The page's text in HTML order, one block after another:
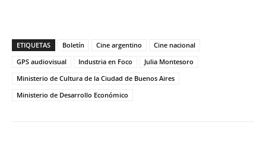
ETIQUETAS Boletín Cine argentino
Cine nacional
GPS audiovisual
Industria en Foco
Julia Montesoro
Ministerio de Cultura de la Ciudad de Buenos Aires
Ministerio de Desarrollo Económico